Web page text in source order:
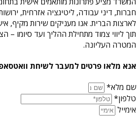
חברות, דיני עבודה, ליטיגציה אזרחית, ירושות
לארצות הברית. אנו מעניקים שירות מקיף,
תוך ליווי צמוד מתחילת ההליך ועד סיומו –
המטרה העליונה.
אנא מלאו פרטים למעבר לשיחת
שם מלא*
טלפון*
אימייל